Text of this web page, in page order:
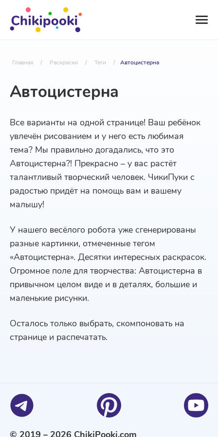
Главная / Раскраски / Теги / Автоцистерна
Автоцистерна
Все варианты на одной странице! Ваш ребёнок
увлечён рисованием и у него есть любимая
тема? Мы правильно догадались, что это
Автоцистерна?! Прекрасно – у вас растёт
талантливый творческий человек. ЧикиПуки с
радостью придёт на помощь вам и вашему
малышу!
У нашего весёлого робота уже сгенерированы
разные картинки, отмеченные тегом
«Автоцистерна». Десятки интересных раскрасок.
Огромное поле для творчества: Автоцистерна в
привычном целом виде и в деталях, большие и
маленькие рисунки.
Осталось только выбрать, скомпоновать на
странице и распечатать.
© 2019 – 2026 ChikiPooki.com